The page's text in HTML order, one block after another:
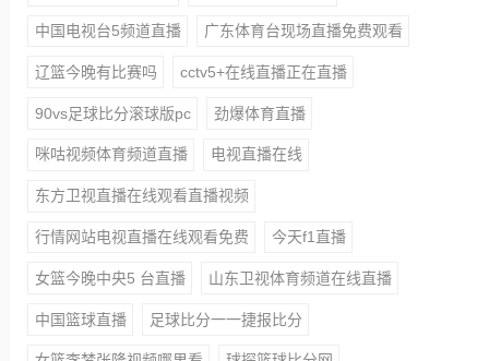
中国电视台5频道直播 广东体育台现场直播免费观看
辽篮今晚有比赛吗 cctv5+在线直播正在直播
90vs足球比分滚球版pc 劲爆体育直播
咪咕视频体育频道直播 电视直播在线
东方卫视直播在线观看直播视频
行情网站电视直播在线观看免费 今天f1直播
女篮今晚中央5 台直播 山东卫视体育频道在线直播
中国篮球直播 足球比分一一捷报比分